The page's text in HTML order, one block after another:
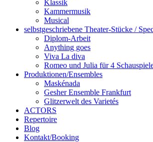
Klassik
Kammermusik
Musical
selbstgeschriebene Theater-Stücke /
Diplom-Arbeit
Anything goes
Viva La diva
Romeo und Julia für 4
Produktionen/Ensembles
Maskénada
Gesher Ensemble Frankfurt
Glitzerwelt des Varietés
ACTORS
Repertoire
Blog
Kontakt/Booking